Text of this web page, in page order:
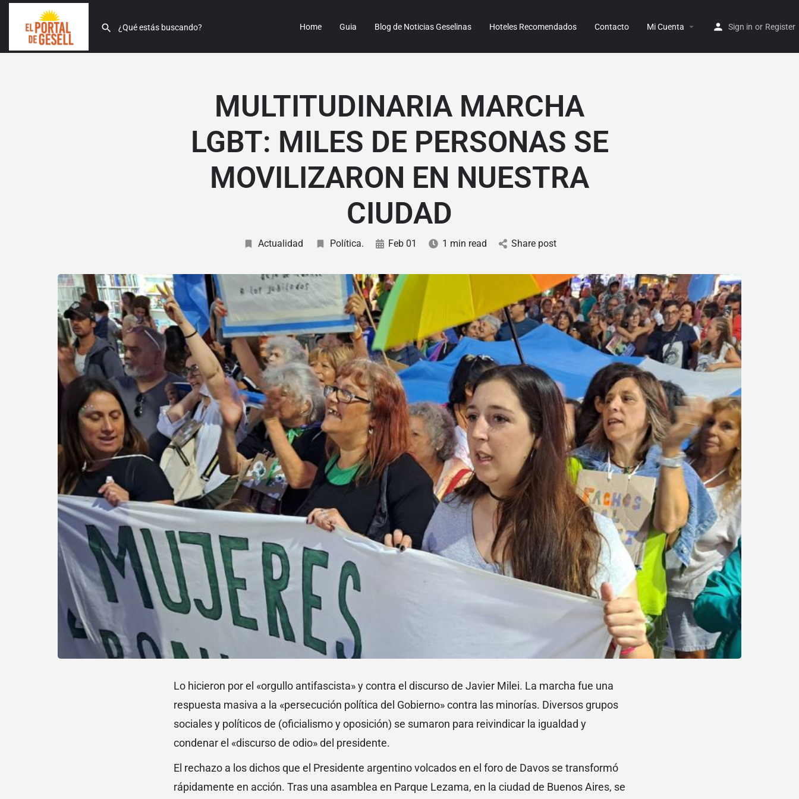
Home Guia Blog de Noticias Geselinas Hoteles Recomendados Contacto Mi Cuenta Sign in or Register
MULTITUDINARIA MARCHA
LGBT: MILES DE PERSONAS SE
MOVILIZARON EN NUESTRA
CIUDAD
Actualidad Política. Feb 01 1 min read Share post
Lo hicieron por el «orgullo antifascista» y contra el discurso de Javier Milei. La marcha fue una
respuesta masiva a la «persecución política del Gobierno» contra las minorías. Diversos grupos
sociales y políticos de (oficialismo y oposición) se sumaron para reivindicar la igualdad y
condenar el «discurso de odio» del presidente.
El rechazo a los dichos que el Presidente argentino volcados en el foro de Davos se transformó
rápidamente en acción. Tras una asamblea en Parque Lezama, en la ciudad de Buenos Aires, se